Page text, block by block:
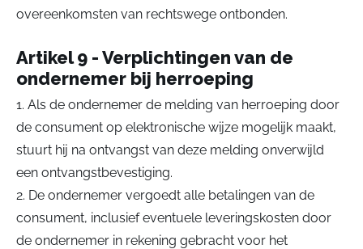
overeenkomsten van rechtswege ontbonden.
Artikel 9 - Verplichtingen van de
ondernemer bij herroeping
1. Als de ondernemer de melding van herroeping door
de consument op elektronische wijze mogelijk maakt,
stuurt hij na ontvangst van deze melding onverwijld
een ontvangstbevestiging.
2. De ondernemer vergoedt alle betalingen van de
consument, inclusief eventuele leveringskosten door
de ondernemer in rekening gebracht voor het